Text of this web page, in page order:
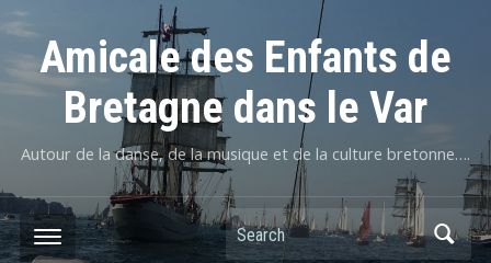
Amicale des Enfants de
Bretagne dans le Var
Autour de la danse, de la musique et de la culture bretonne….